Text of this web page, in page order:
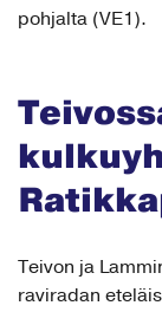
pohjalta (VE1).
Teivon ja
raviradan